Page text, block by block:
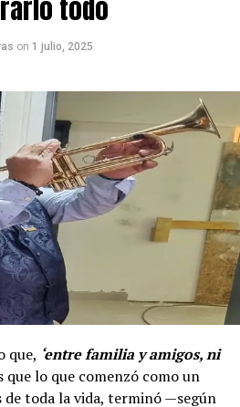
todo
on 1 julio, 2025
que, ‘entre familia y amigos, ni
que lo que comenzó como un
toda la vida, terminó —según